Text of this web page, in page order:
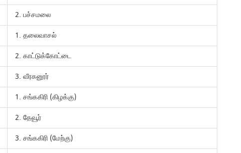
2. பச்சமலை
1. தலைவாசல்
2. காட்டுக்கோட்டை
3. வீரகனூர்
1. சங்ககிரி (கிழக்கு)
2. தேவூர்
3. சங்ககிரி (மேற்கு)